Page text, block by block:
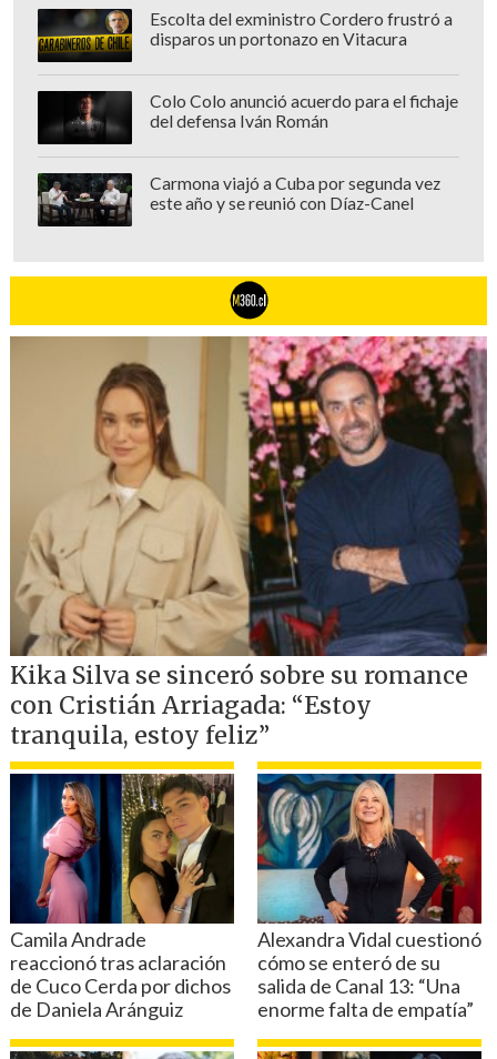
Escolta del exministro Cordero frustró a
disparos un portonazo en Vitacura
Colo Colo anunció acuerdo para el fichaje
del defensa Iván Román
Carmona viajó a Cuba por segunda vez
este año y se reunió con Díaz-Canel